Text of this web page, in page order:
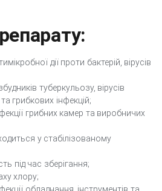
дії проти бактерій, вірусів
туберкульозу, вірусів
грибкових інфекцій;
грибних камер та виробничих
у стабілізованому
під час зберігання;
хлору;